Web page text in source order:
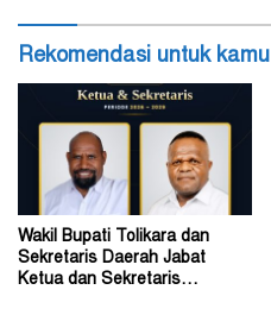
Rekomendasi untuk kamu
Wakil Bupati Tolikara dan
Sekretaris Daerah Jabat
Ketua dan Sekretaris